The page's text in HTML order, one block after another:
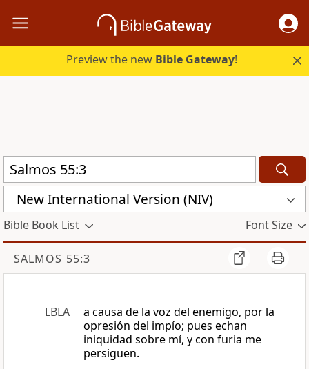
Preview the new Bible Gateway!
New International Version (NIV)
Bible Book List Font Size
SALMOS 55:3
LBLA
a causa de la voz del enemigo, por la
opresión del impío; pues echan
iniquidad sobre mí, y con furia me
persiguen.